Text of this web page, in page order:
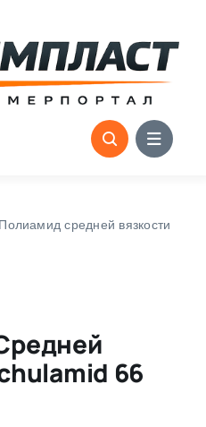
Полиамид средней вязкости
66